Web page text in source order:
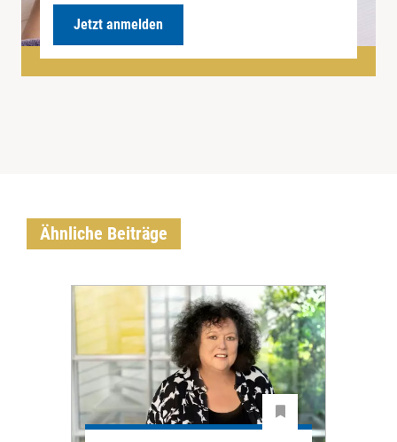
Jetzt anmelden
Ähnliche Beiträge